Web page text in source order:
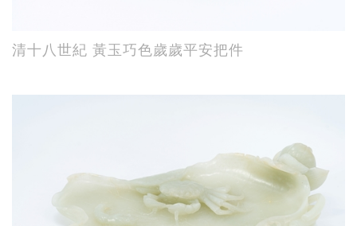
清十八世紀 黃玉巧色歲歲平安把件